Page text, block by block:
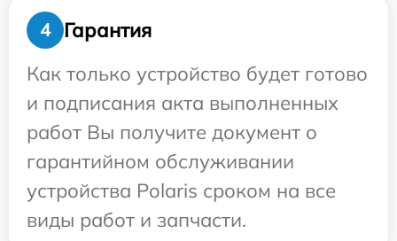
4
Гарантия
Как только устройство будет готово
и подписания акта выполненных
работ Вы получите документ о
гарантийном обслуживании
устройства Polaris сроком на все
виды работ и запчасти.